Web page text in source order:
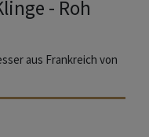
- Roh
aus Frankreich von